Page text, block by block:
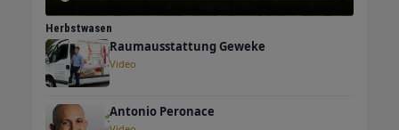
Herbstwasen
Raumausstattung Geweke
Video
Antonio Peronace